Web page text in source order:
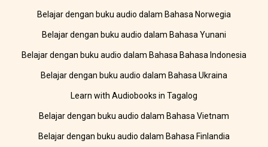
Belajar dengan buku audio dalam Bahasa Norwegia
Belajar dengan buku audio dalam Bahasa Yunani
Belajar dengan buku audio dalam Bahasa Bahasa Indonesia
Belajar dengan buku audio dalam Bahasa Ukraina
Learn with Audiobooks in Tagalog
Belajar dengan buku audio dalam Bahasa Vietnam
Belajar dengan buku audio dalam Bahasa Finlandia